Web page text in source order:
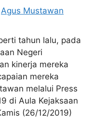
Agus Mustawan
tahun lalu, pada
Negeri
kinerja mereka
mereka
melalui Press
di Aula Kejaksaan
(26/12/2019)